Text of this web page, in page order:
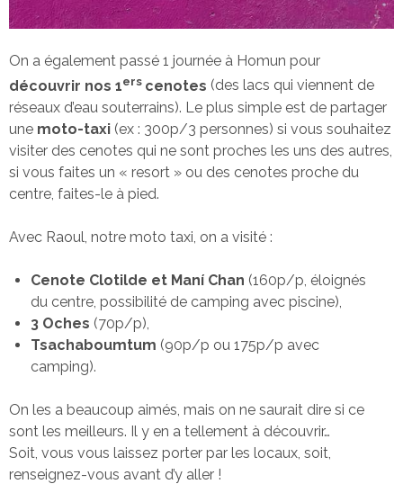
On a également passé 1 journée à Homun pour
découvrir nos 1ers cenotes (des lacs qui viennent de
réseaux d’eau souterrains). Le plus simple est de partager
une moto-taxi (ex : 300p/3 personnes) si vous souhaitez
visiter des cenotes qui ne sont proches les uns des autres,
si vous faites un « resort » ou des cenotes proche du
centre, faites-le à pied.
Avec Raoul, notre moto taxi, on a visité :
Cenote Clotilde et Maní Chan (160p/p, éloignés
du centre, possibilité de camping avec piscine),
3 Oches (70p/p),
Tsachaboumtum (90p/p ou 175p/p avec
camping).
On les a beaucoup aimés, mais on ne saurait dire si ce
sont les meilleurs. Il y en a tellement à découvrir…
Soit, vous vous laissez porter par les locaux, soit,
renseignez-vous avant d’y aller !